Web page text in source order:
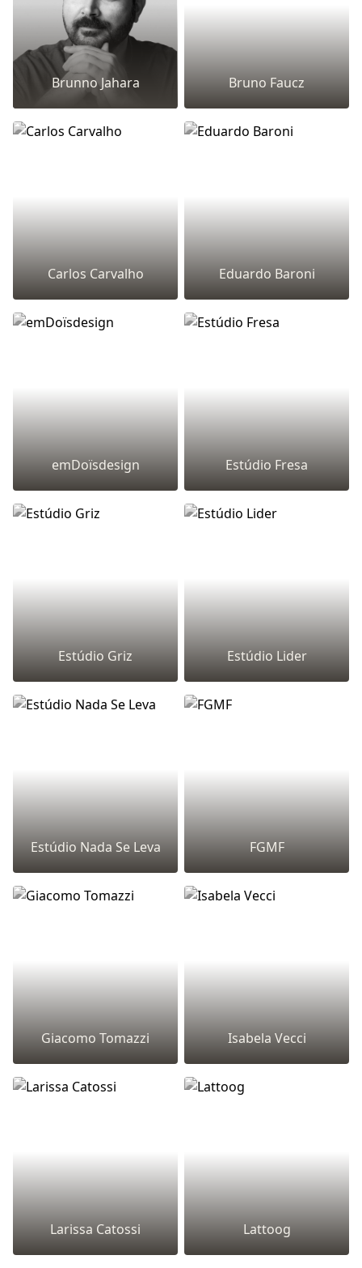
Brunno Jahara Bruno Faucz
Carlos Carvalho Eduardo Baroni
emDoïsdesign Estúdio Fresa
Estúdio Griz Estúdio Lider
Estúdio Nada Se Leva FGMF
Giacomo Tomazzi Isabela Vecci
Larissa Catossi Lattoog